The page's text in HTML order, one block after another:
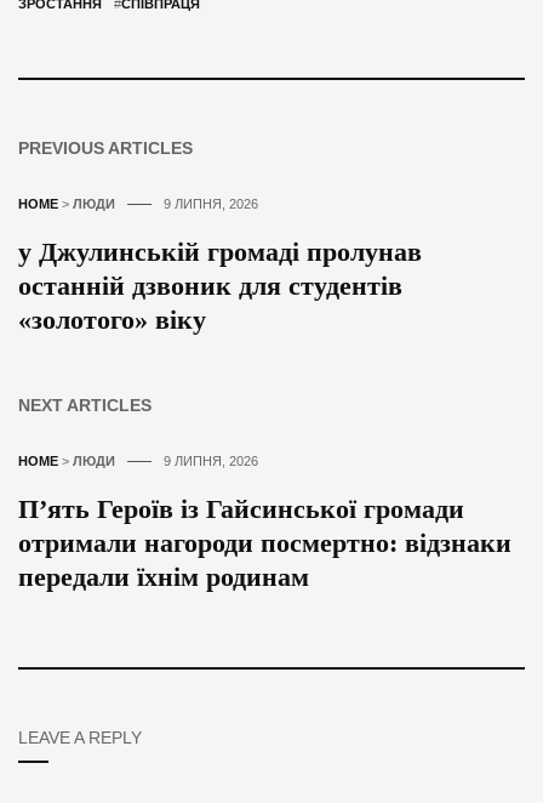
ЗРОСТАННЯ
#СПІВПРАЦЯ
PREVIOUS ARTICLES
HOME > ЛЮДИ 9 ЛИПНЯ, 2026
у Джулинській громаді пролунав
останній дзвоник для студентів
«золотого» віку
NEXT ARTICLES
HOME > ЛЮДИ 9 ЛИПНЯ, 2026
П’ять Героїв із Гайсинської громади
отримали нагороди посмертно: відзнаки
передали їхнім родинам
LEAVE A REPLY